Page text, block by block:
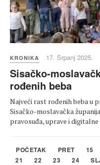
KRONIKA 17. Srpanj 2025.
Sisačko-
rođenih beba
Najveći rast rođenih beba u
Sisačko-moslavačka
pravosuđa, uprave i
POČETAK PRET 15
21
22 23 24